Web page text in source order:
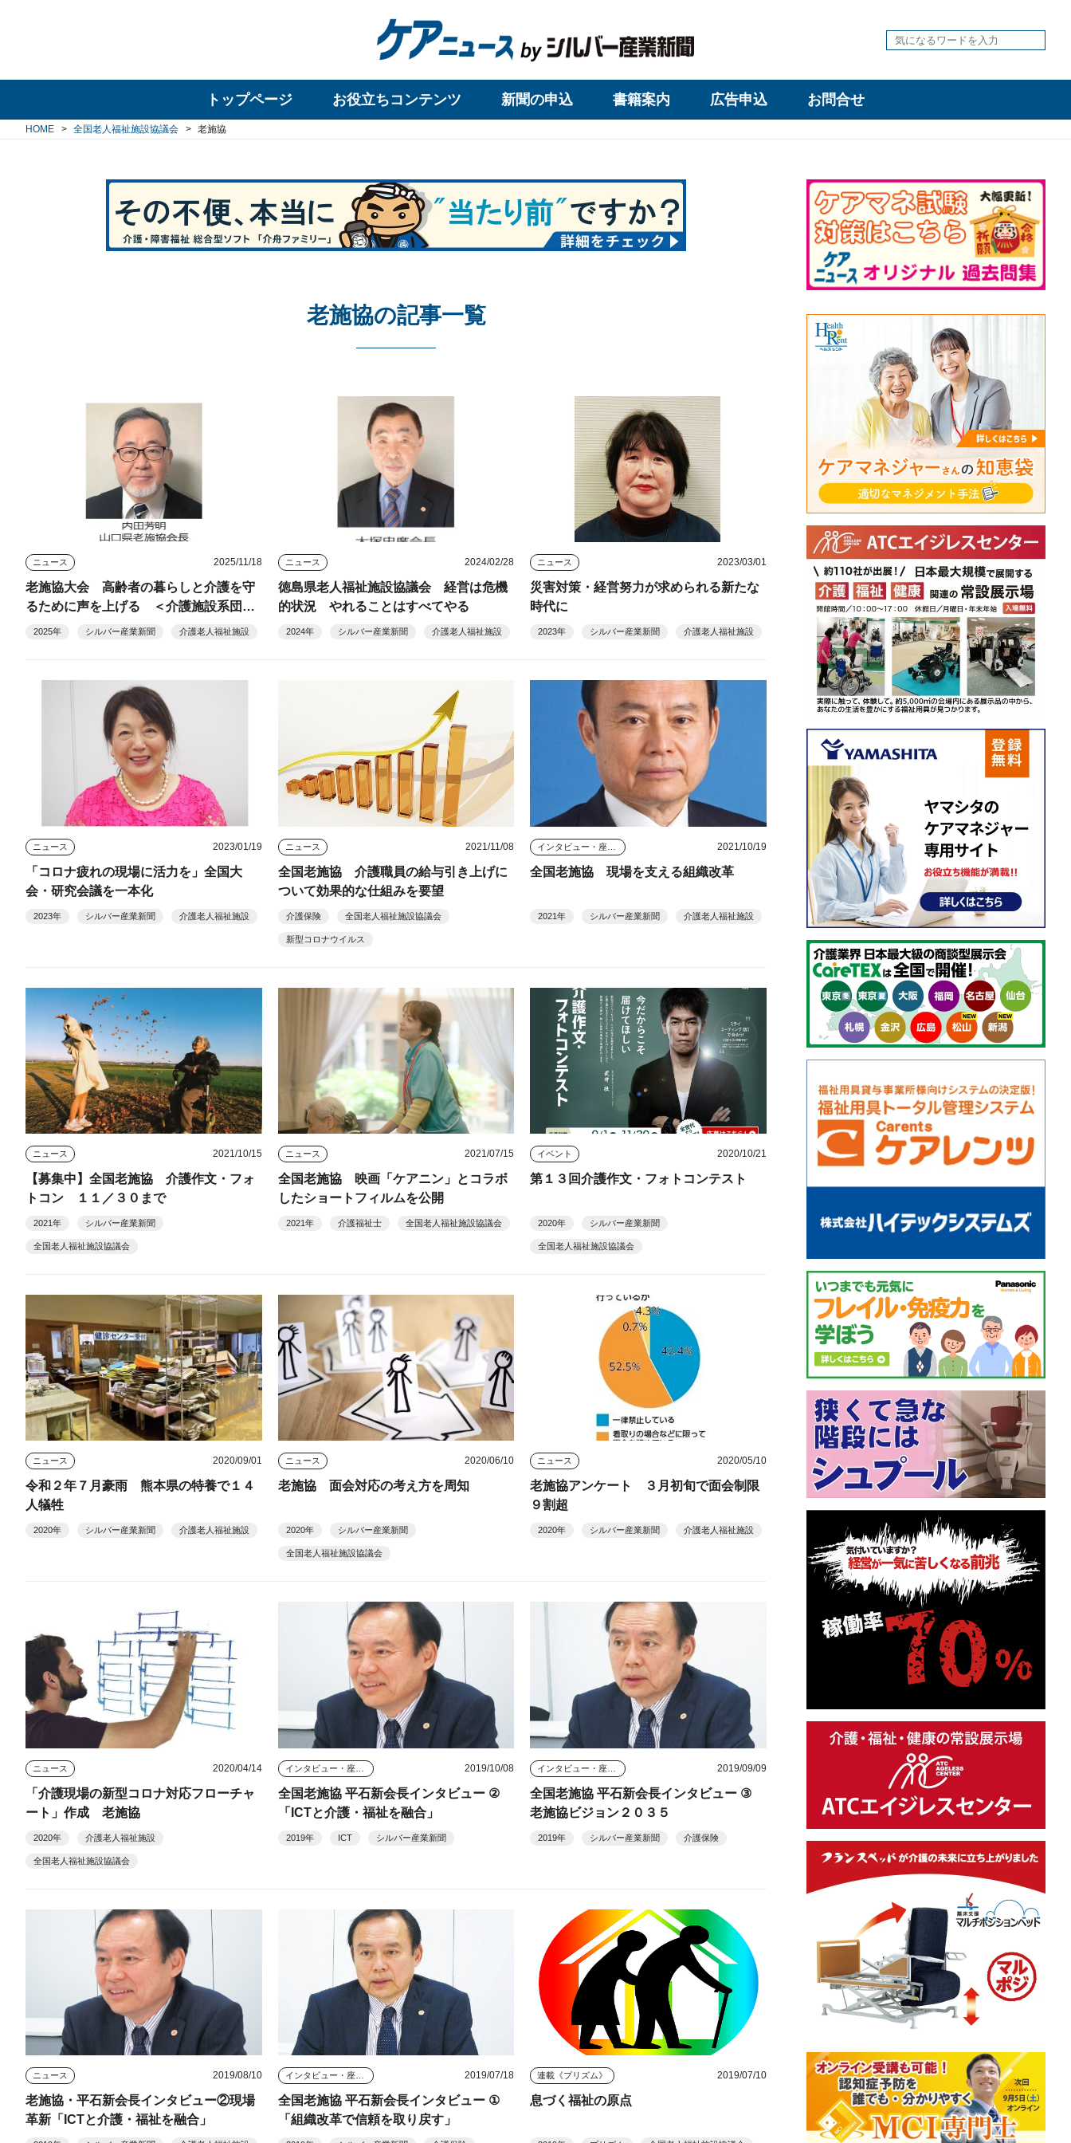
トップページ お役立ちコンテンツ 新聞の申込 書籍案内 広告申込 お問合せ
HOME 全国老人福祉施設協議会 老施協
老施協の記事一覧
ニュース 2025/11/18
老施協大会 高齢者の暮らしと介護を守
るために声を上げる ＜介護施設系団体
全国大会のみどころ＞
2025年 シルバー産業新聞 介護老人福祉施設
ニュース 2024/02/28
徳島県老人福祉施設協議会 経営は危機
的状況 やれることはすべてやる
2024年 シルバー産業新聞 介護老人福祉施設
ニュース 2023/03/01
災害対策・経営努力が求められる新たな
時代に
2023年 シルバー産業新聞 介護老人福祉施設
ニュース 2023/01/19
「コロナ疲れの現場に活力を」全国大
会・研究会議を一本化
2023年 シルバー産業新聞 介護老人福祉施設
ニュース 2021/11/08
全国老施協 介護職員の給与引き上げに
ついて効果的な仕組みを要望
介護保険 全国老人福祉施設協議会
新型コロナウイルス
2021/10/19
全国老施協 現場を支える組織改革
2021年 シルバー産業新聞 介護老人福祉施設
ニュース 2021/10/15
【募集中】全国老施協 介護作文・フォ
トコン １１／３０まで
2021年 シルバー産業新聞
全国老人福祉施設協議会
ニュース 2021/07/15
全国老施協 映画「ケアニン」とコラボ
したショートフィルムを公開
2021年 介護福祉士 全国老人福祉施設協議会
イベント 2020/10/21
第１３回介護作文・フォトコンテスト
2020年 シルバー産業新聞
全国老人福祉施設協議会
ニュース 2020/09/01
令和２年７月豪雨 熊本県の特養で１４
人犠牲
2020年 シルバー産業新聞 介護老人福祉施設
ニュース 2020/06/10
老施協 面会対応の考え方を周知
2020年 シルバー産業新聞
全国老人福祉施設協議会
ニュース 2020/05/10
老施協アンケート ３月初旬で面会制限
９割超
2020年 シルバー産業新聞 介護老人福祉施設
ニュース 2020/04/14
「介護現場の新型コロナ対応フローチャ
ート」作成 老施協
2020年 介護老人福祉施設
全国老人福祉施設協議会
インタビュー・座談会 2019/10/08
全国老施協 平石新会長インタビュー ②
「ICTと介護・福祉を融合」
2019年 ICT シルバー産業新聞
2019/09/09
全国老施協 平石新会長インタビュー ③
老施協ビジョン２０３５
2019年 シルバー産業新聞 介護保険
ニュース 2019/08/10
老施協・平石新会長インタビュー②現場
革新「ICTと介護・福祉を融合」
インタビュー・座談会 2019/07/18
全国老施協 平石新会長インタビュー ①
「組織改革で信頼を取り戻す」
連載《プリズム》 2019/07/10
息づく福祉の原点